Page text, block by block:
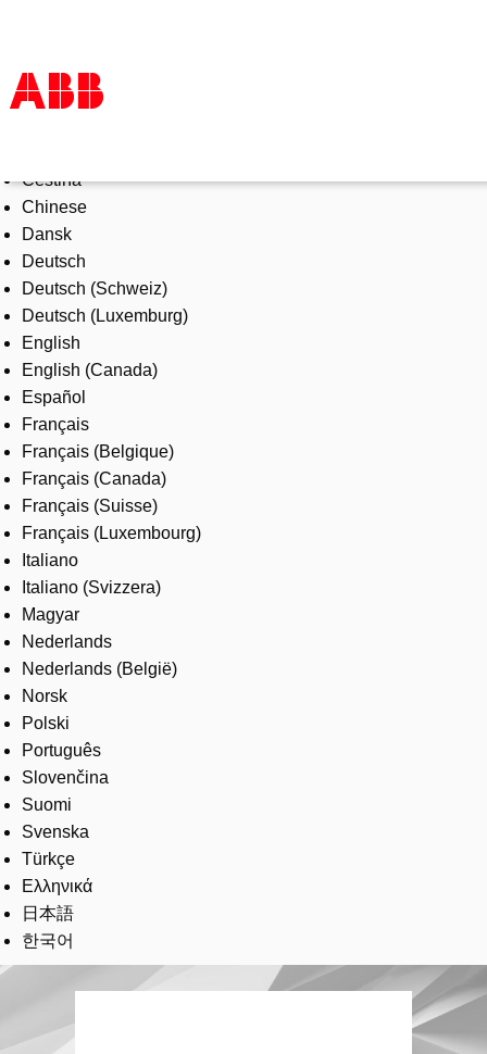
Products & Solutions
Industries
Services
About us
Where to buy
Contact us
Careers
Čeština
Chinese
Dansk
Deutsch
Deutsch (Schweiz)
Deutsch (Luxemburg)
English
English (Canada)
Español
Français
Français (Belgique)
Français (Canada)
Français (Suisse)
Français (Luxembourg)
Italiano
Italiano (Svizzera)
Magyar
Nederlands
Nederlands (België)
Norsk
Polski
Português
Slovenčina
Suomi
Svenska
Türkçe
Ελληνικά
日本語
한국어